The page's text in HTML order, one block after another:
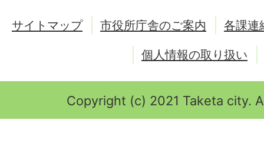
サイトマップ 市役所庁舎のご案内
各課連
個人情報の取り扱い
Copyright (c) 2021 Taketa city.